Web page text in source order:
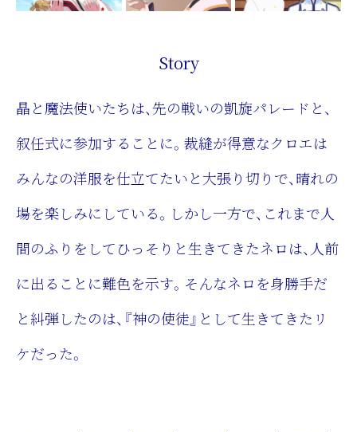
Story
晶と魔法使いたちは、先の戦いの凱旋パレードと、
叙任式に参加することに。裁縫が得意なクロエは
みんなの洋服を仕立てたいと大張り切りで、晴れの
場を楽しみにしている。しかし一方で、これまで人
間のふりをしてひっそりと生きてきたネロは、人前
に出ることに難色を示す。そんなネロを身勝手だ
と糾弾したのは、『神の使徒』として生きてきたリ
ケだった。